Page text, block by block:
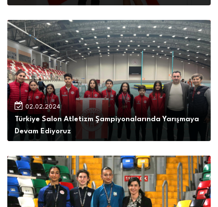
02.02.2024
Türkiye Salon Atletizm Şampiyonalarında Yarışmaya
Devam Ediyoruz